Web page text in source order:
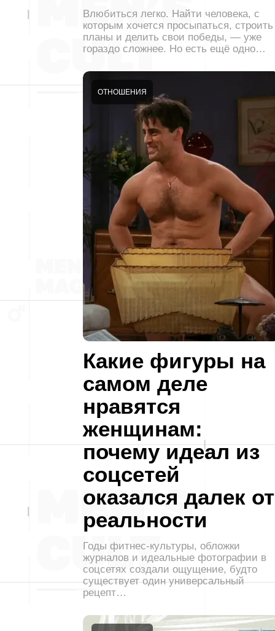
Влюбиться легко. Найти человека, с
которым хочется просыпаться, строить
планы и делить свои победы, — уже
гораздо сложнее. Но есть ещё одно…
Какие фигуры на
самом деле
нравятся
женщинам:
почему идеал из
соцсетей
оказался далек от
реальности
ОТНОШЕНИЯ
Годы фитнес-культуры, обложки
журналов и идеальные фотографии в
соцсетях создали ощущение, будто
существует один универсальный
рецепт…